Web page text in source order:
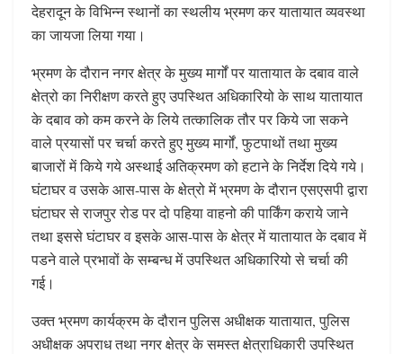
देहरादून के विभिन्न स्थानों का स्थलीय भ्रमण कर यातायात व्यवस्था
का जायजा लिया गया।
भ्रमण के दौरान नगर क्षेत्र के मुख्य मार्गों पर यातायात के दबाव वाले
क्षेत्रो का निरीक्षण करते हुए उपस्थित अधिकारियो के साथ यातायात
के दबाव को कम करने के लिये तत्कालिक तौर पर किये जा सकने
वाले प्रयासों पर चर्चा करते हुए मुख्य मार्गों, फुटपाथों तथा मुख्य
बाजारों में किये गये अस्थाई अतिक्रमण को हटाने के निर्देश दिये गये।
घंटाघर व उसके आस-पास के क्षेत्रो में भ्रमण के दौरान एसएसपी द्वारा
घंटाघर से राजपुर रोड पर दो पहिया वाहनो की पार्किंग कराये जाने
तथा इससे घंटाघर व इसके आस-पास के क्षेत्र में यातायात के दबाव में
पडने वाले प्रभावों के सम्बन्ध में उपस्थित अधिकारियो से चर्चा की
गई।
उक्त भ्रमण कार्यक्रम के दौरान पुलिस अधीक्षक यातायात, पुलिस
अधीक्षक अपराध तथा नगर क्षेत्र के समस्त क्षेत्राधिकारी उपस्थित